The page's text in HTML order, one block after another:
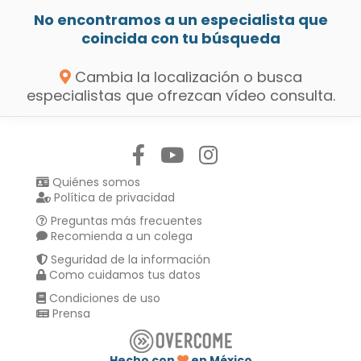
No encontramos a un especialista que
coincida con tu búsqueda
Cambia la localización o busca
especialistas que ofrezcan vídeo consulta.
Quiénes somos
Política de privacidad
Preguntas más frecuentes
Recomienda a un colega
Seguridad de la información
Como cuidamos tus datos
Condiciones de uso
Prensa